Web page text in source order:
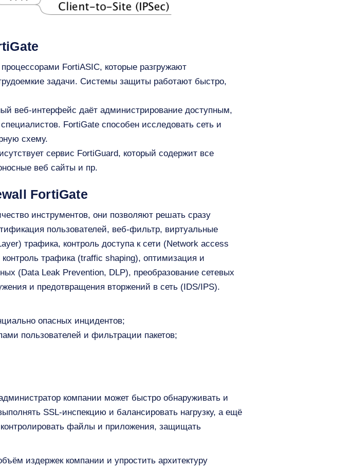
FortiASIC, которые разгружают
задачи. Системы защиты работают быстро,
веб-интерфейс даёт администрирование доступным,
FortiGate способен исследовать сеть и
схему.
сервис FortiGuard, который содержит все
веб сайты и пр.
FortiGate
инструментов, они позволяют решать сразу
пользователей, веб-фильтр, виртуальные
трафика, контроль доступа к сети (Network access
трафика (traffic shaping), оптимизация и
(Data Leak Prevention, DLP), преобразование сетевых
и предотвращения вторжений в сеть (IDS/IPS).
опасных инцидентов;
пользователей и фильтрации пакетов;
компании может быстро обнаруживать и
SSL-инспекцию и балансировать нагрузку, а ещё
контролировать файлы и приложения, защищать
издержек компании и упростить архитектуру